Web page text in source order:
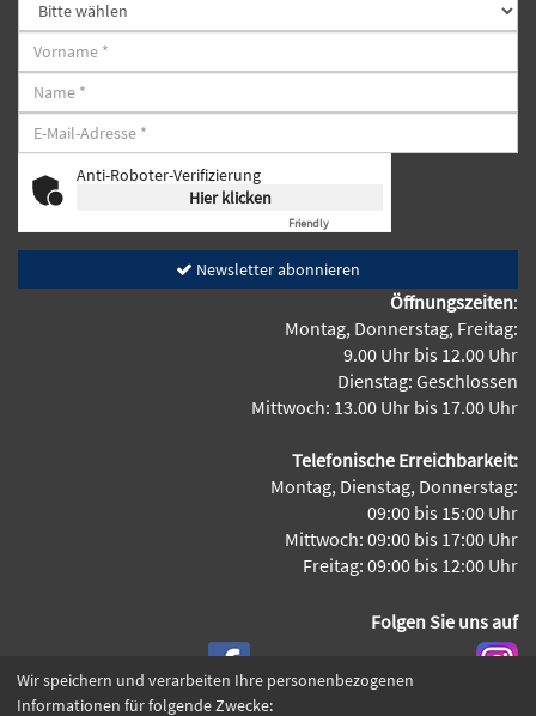
Anti-Roboter-Verifizierung
Hier klicken
Friendly
Newsletter abonnieren
Öffnungszeiten:
Montag, Donnerstag, Freitag:
9.00 Uhr bis 12.00 Uhr
Dienstag: Geschlossen
Mittwoch: 13.00 Uhr bis 17.00 Uhr
Telefonische Erreichbarkeit:
Montag, Dienstag, Donnerstag:
09:00 bis 15:00 Uhr
Mittwoch: 09:00 bis 17:00 Uhr
Freitag: 09:00 bis 12:00 Uhr
Folgen Sie uns auf
Wir speichern und verarbeiten Ihre personenbezogenen
Informationen für folgende Zwecke: